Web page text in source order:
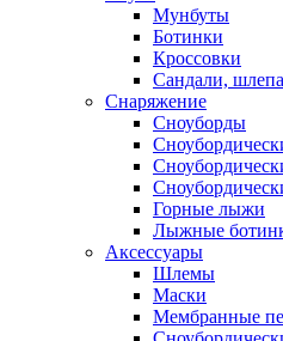
Мунбуты
Ботинки
Кроссовки
Сандали,
Снаряжение
Сноуборды
Горные лыжи
Лыжные
Аксессуары
Шлемы
Маски
Мембранные